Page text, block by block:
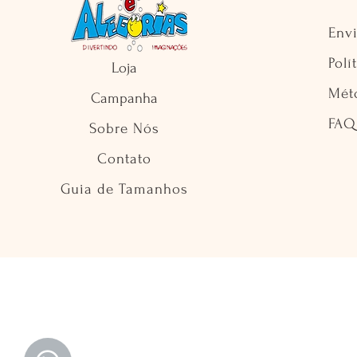
Loja
Campanha
Sobre Nós
Contato
Guia de Tamanhos
FAQ